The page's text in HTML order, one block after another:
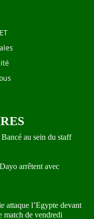
au sein du staff
arrêtent avec
attaque l’Egypte devant
match de vendredi